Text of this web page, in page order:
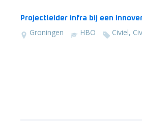
Projectleider infra bij een
Groningen HBO Civiel,